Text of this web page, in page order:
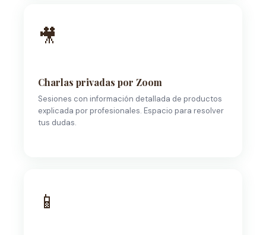
🎥
Charlas privadas por Zoom
Sesiones con información detallada de productos
explicada por profesionales. Espacio para resolver
tus dudas.
📱